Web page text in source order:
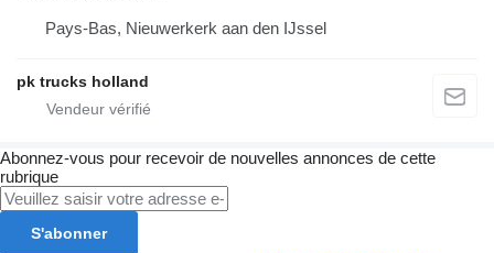
Pays-Bas, Nieuwerkerk aan den IJssel
pk trucks holland
Abonnez-vous pour recevoir de nouvelles annonces de cette
rubrique
S'abonner